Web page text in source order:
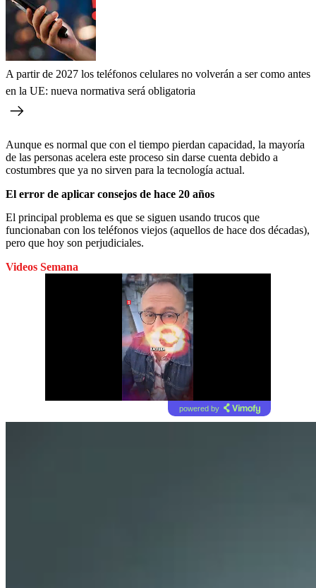
A partir de 2027 los teléfonos celulares no volverán a ser como antes
en la UE: nueva normativa será obligatoria
Aunque es normal que con el tiempo pierdan capacidad, la mayoría
de las personas acelera este proceso sin darse cuenta debido a
costumbres que ya no sirven para la tecnología actual.
El error de aplicar consejos de hace 20 años
El principal problema es que se siguen usando trucos que
funcionaban con los teléfonos viejos (aquellos de hace dos décadas),
pero que hoy son perjudiciales.
Videos Semana
powered by